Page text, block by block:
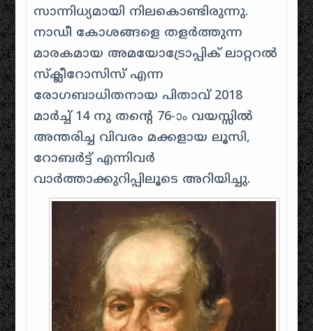
സാന്നിധ്യമായി നിലകൊണ്ടിരുന്നു.
നാഡീ കോശങ്ങളെ തളർത്തുന്ന
മാരകമായ അമയോട്രോപ്പിക് ലാറ്ററൽ
സ്ക്ലീറോസിസ് എന്ന
രോഗബാധിതനായ പിതാവ് 2018
മാർച്ച് 14 നു തന്റെ 76-ാം വയസ്സിൽ
അന്തരിച്ച വിവരം മക്കളായ ലൂസി,
റോബർട്ട് എന്നിവർ
വാർത്താക്കുറിപ്പിലൂടെ അറിയിച്ചു.